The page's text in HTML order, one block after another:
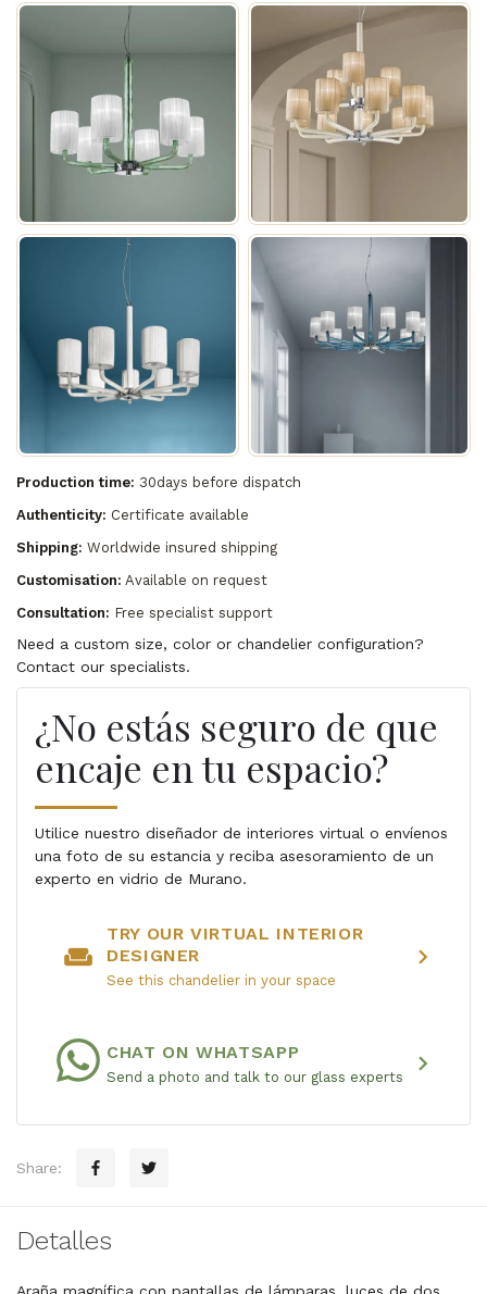
Production time: 30days before dispatch
Authenticity: Certificate available
Shipping: Worldwide insured shipping
Customisation: Available on request
Consultation: Free specialist support
Need a custom size, color or chandelier configuration?
Contact our specialists.
¿No estás seguro de que
encaje en tu espacio?
Utilice nuestro diseñador de interiores virtual o envíenos
una foto de su estancia y reciba asesoramiento de un
experto en vidrio de Murano.
weekend
TRY OUR VIRTUAL INTERIOR
DESIGNER
See this chandelier in your space
chevron_right
CHAT ON WHATSAPP
Send a photo and talk to our glass experts chevron_right
Share:
Detalles